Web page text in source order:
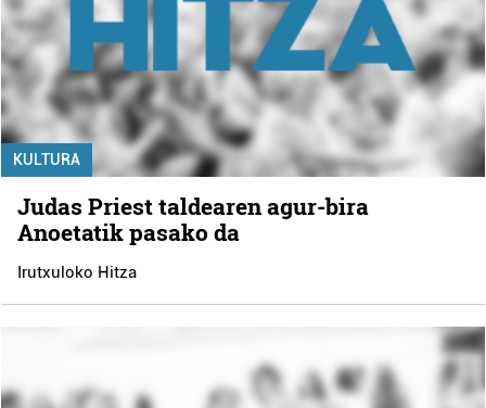
KULTURA
Judas Priest taldearen agur-bira
Anoetatik pasako da
Irutxuloko Hitza